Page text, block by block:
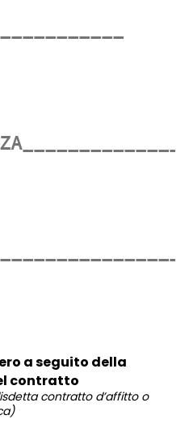
a seguito della
contratto
contratto d’affitto o